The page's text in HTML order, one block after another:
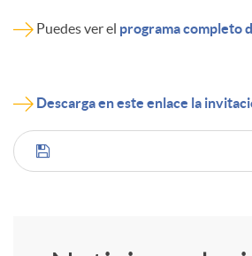
Puedes ver el programa completo
Descarga en este enlace la
C